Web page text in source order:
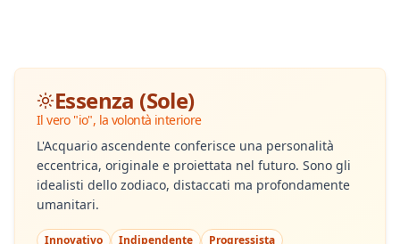
Essenza (Sole)
Il vero "io", la volontà interiore
L'Acquario ascendente conferisce una personalità
eccentrica, originale e proiettata nel futuro. Sono gli
idealisti dello zodiaco, distaccati ma profondamente
umanitari.
Innovativo Indipendente Progressista